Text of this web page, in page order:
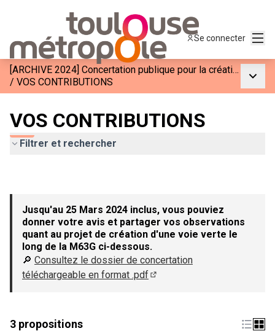
Se connecter
[ARCHIVE 2024] Concertation publique pour la création d&#39;une voie verte le long de la M63G
/ VOS CONTRIBUTIONS
VOS CONTRIBUTIONS
Filtrer et rechercher
Jusqu'au 25 Mars 2024 inclus, vous pouviez
donner votre avis et partager vos observations
quant au projet de création d'une voie verte le
long de la M63G ci-dessous.
🔎 Consultez le dossier de concertation
téléchargeable en format .pdf
3 propositions